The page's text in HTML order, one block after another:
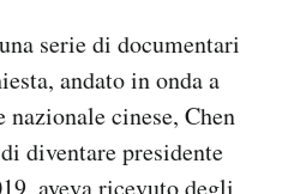
serie di documentari
andato in onda a
cinese, Chen
diventare presidente
aveva ricevuto degli